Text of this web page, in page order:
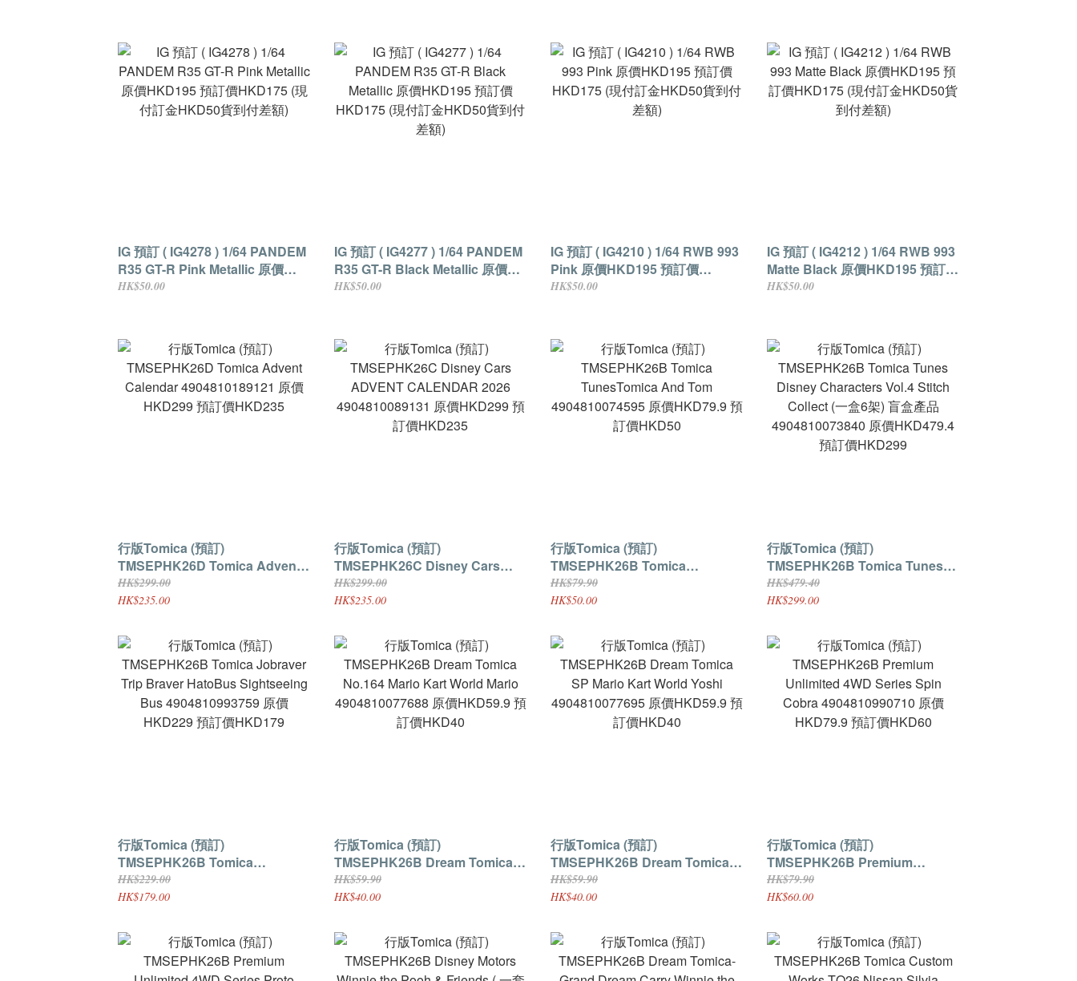
付差額)
付差額)
差額)
金HKD30貨到付差額)
IG 預訂 ( IG4278 ) 1/64 PANDEM
R35 GT-R Pink Metallic 原價
HKD195 預訂價HKD175 (現付訂
HK$50.00
IG 預訂 ( IG4277 ) 1/64 PANDEM
R35 GT-R Black Metallic 原價
HKD195 預訂價HKD175 (現付訂
HK$50.00
IG 預訂 ( IG4210 ) 1/64 RWB 993
Pink 原價HKD195 預訂價
HKD175 (現付訂金HKD50貨到付
HK$50.00
IG 預訂 ( IG4212 ) 1/64 RWB 993
Matte Black 原價HKD195 預訂價
HKD175 (現付訂金HKD50貨到付
HK$50.00
行版Tomica (預訂)
TMSEPHK26D Tomica Advent
Calendar 4904810189121 原價
HKD299 預訂價HKD235
HK$299.00
HK$235.00
行版Tomica (預訂)
TMSEPHK26C Disney Cars
ADVENT CALENDAR 2026
4904810089131 原價HKD299 預
HK$299.00
HK$235.00
行版Tomica (預訂)
TMSEPHK26B Tomica
TunesTomica And Tom
4904810074595 原價HKD79.9 預
HK$79.90
HK$50.00
行版Tomica (預訂)
TMSEPHK26B Tomica Tunes
Disney Characters Vol.4 Stitch
Collect (一盒6架) 盲盒產品
預訂價HKD299
HK$479.40
HK$299.00
行版Tomica (預訂)
TMSEPHK26B Tomica
Jobraver Trip Braver HatoBus
Sightseeing Bus
訂價HKD179
HK$229.00
HK$179.00
行版Tomica (預訂)
TMSEPHK26B Dream Tomica
No.164 Mario Kart World Mario
4904810077688 原價HKD59.9 預
HK$59.90
HK$40.00
行版Tomica (預訂)
TMSEPHK26B Dream Tomica
SP Mario Kart World Yoshi
4904810077695 原價HKD59.9 預
HK$59.90
HK$40.00
行版Tomica (預訂)
TMSEPHK26B Premium
Unlimited 4WD Series Spin
Cobra 4904810990710 原價
HK$79.90
HK$60.00